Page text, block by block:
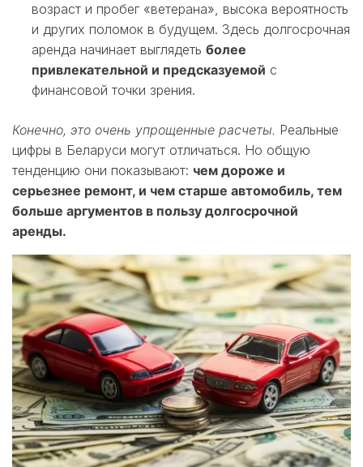
возраст и пробег «ветерана», высока вероятность
и других поломок в будущем. Здесь долгосрочная
аренда начинает выглядеть более
привлекательной и предсказуемой с
финансовой точки зрения.
Конечно, это очень упрощенные расчеты. Реальные
цифры в Беларуси могут отличаться. Но общую
тенденцию они показывают: чем дороже и
серьезнее ремонт, и чем старше автомобиль, тем
больше аргументов в пользу долгосрочной
аренды.